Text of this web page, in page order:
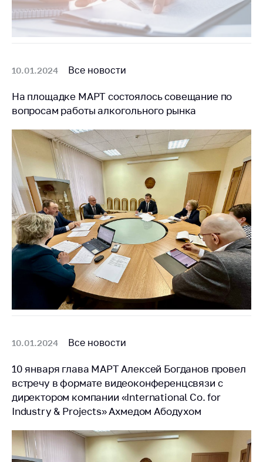
10.01.2024 Все новости
На площадке МАРТ состоялось совещание по
вопросам работы алкогольного рынка
10.01.2024 Все новости
10 января глава МАРТ Алексей Богданов провел
встречу в формате видеоконференцсвязи с
директором компании «International Co. for
Industry & Projects» Ахмедом Абодухом